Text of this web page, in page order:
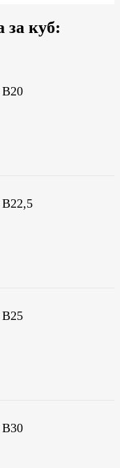
за куб:
В20
В22,5
В25
В30